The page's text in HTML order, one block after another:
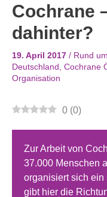
Cochrane
dahinter?
19. April 2017 / Rund
Deutschland Cochrane
Organisation
0 (0)
Zur Arbeit von
37.000 Menschen
organisiert sich
gibt hier die